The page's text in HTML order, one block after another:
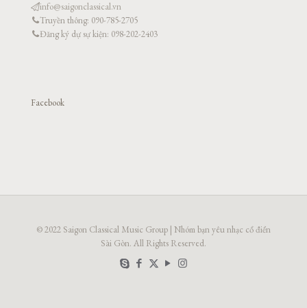
info@saigonclassical.vn
Truyền thông: 090-785-2705
Đăng ký dự sự kiện: 098-202-2403
Facebook
© 2022 Saigon Classical Music Group | Nhóm bạn yêu nhạc cổ điển
Sài Gòn. All Rights Reserved.